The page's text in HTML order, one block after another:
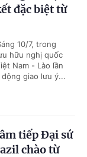
đặc biệt từ
10/7, trong
hữu nghị quốc
Nam - Lào lần
giao lưu ý...
tiếp Đại sứ
chào từ